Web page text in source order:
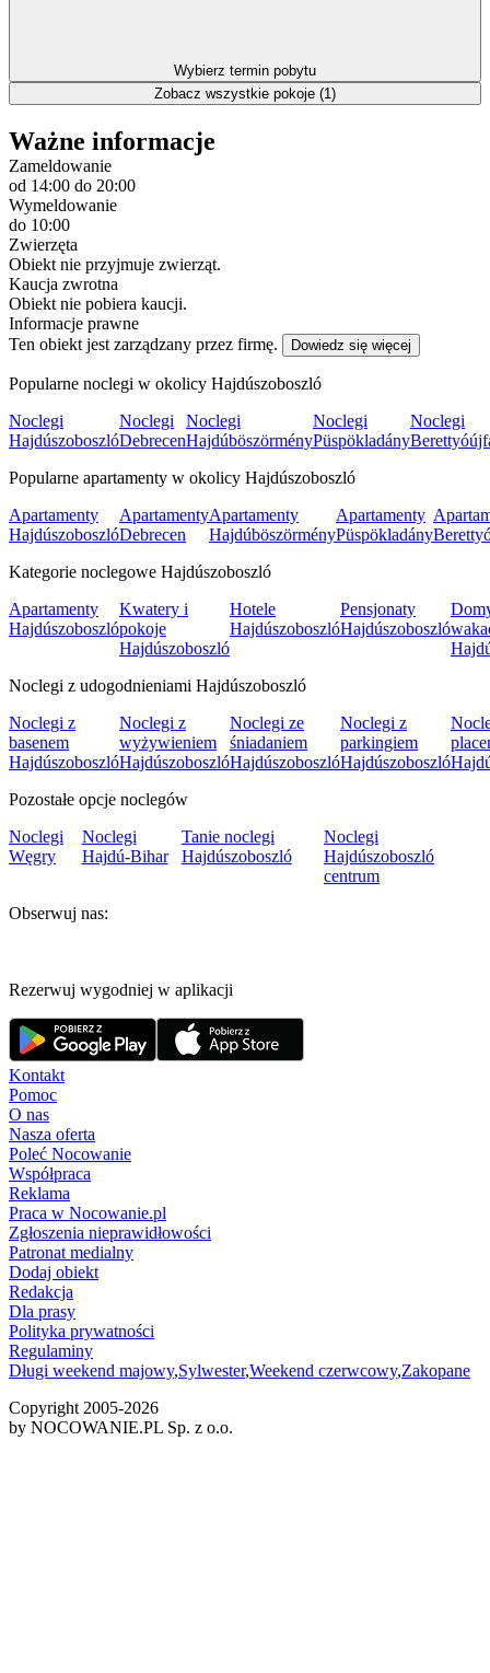
Wybierz termin pobytu
Zobacz wszystkie pokoje (1)
Ważne informacje
Zameldowanie
od 14:00 do 20:00
Wymeldowanie
do 10:00
Zwierzęta
Obiekt nie przyjmuje zwierząt.
Kaucja zwrotna
Obiekt nie pobiera kaucji.
Informacje prawne
Ten obiekt jest zarządzany przez firmę.
Dowiedz się więcej
Popularne noclegi w okolicy Hajdúszoboszló
Noclegi
Hajdúszoboszló
Noclegi
Debrecen
Noclegi
Hajdúböszörmény
Noclegi
Püspökladány
Noclegi
Popularne apartamenty w okolicy Hajdúszoboszló
Apartamenty
Hajdúszoboszló
Apartamenty
Debrecen
Apartamenty
Hajdúböszörmény
Apartamenty
Püspökladány
Kategorie noclegowe Hajdúszoboszló
Apartamenty
Hajdúszoboszló
Kwatery i
pokoje
Hajdúszoboszló
Hotele
Hajdúszoboszló
Pensjonaty
Hajdúszoboszló
Noclegi z udogodnieniami Hajdúszoboszló
Noclegi z
basenem
Hajdúszoboszló
Noclegi z
wyżywieniem
Hajdúszoboszló
Noclegi ze
śniadaniem
Hajdúszoboszló
Noclegi z
parkingiem
Hajdúszoboszló
Pozostałe opcje noclegów
Noclegi
Węgry
Noclegi
Hajdú-Bihar
Tanie noclegi
Hajdúszoboszló
Noclegi
Hajdúszoboszló
centrum
Obserwuj nas:
Rezerwuj wygodniej w aplikacji
Kontakt
Pomoc
O nas
Nasza oferta
Poleć Nocowanie
Współpraca
Reklama
Praca w Nocowanie.pl
Zgłoszenia nieprawidłowości
Patronat medialny
Dodaj obiekt
Redakcja
Dla prasy
Polityka prywatności
Regulaminy
Długi weekend majowy,Sylwester,Weekend czerwcowy,Zakopane
Copyright 2005-2026
by NOCOWANIE.PL Sp. z o.o.